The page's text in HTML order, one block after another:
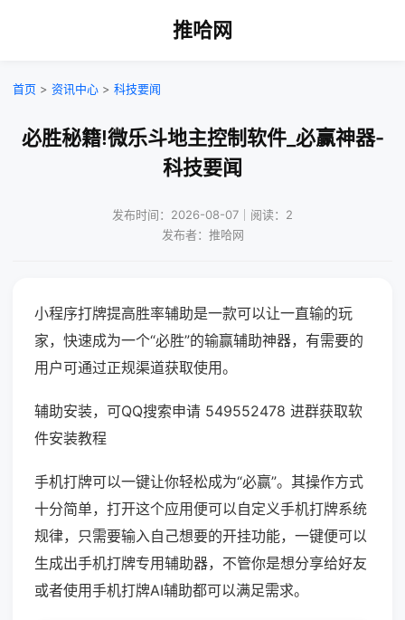
推哈网
首页 > 资讯中心 > 科技要闻
必胜秘籍!微乐斗地主控制软件_必赢神器-
科技要闻
发布时间：2026-08-07｜阅读：2
发布者：推哈网
小程序打牌提高胜率辅助是一款可以让一直输的玩
家，快速成为一个“必胜”的输赢辅助神器，有需要的
用户可通过正规渠道获取使用。
辅助安装，可QQ搜索申请 549552478 进群获取软
件安装教程
手机打牌可以一键让你轻松成为“必赢”。其操作方式
十分简单，打开这个应用便可以自定义手机打牌系统
规律，只需要输入自己想要的开挂功能，一键便可以
生成出手机打牌专用辅助器，不管你是想分享给好友
或者使用手机打牌AI辅助都可以满足需求。